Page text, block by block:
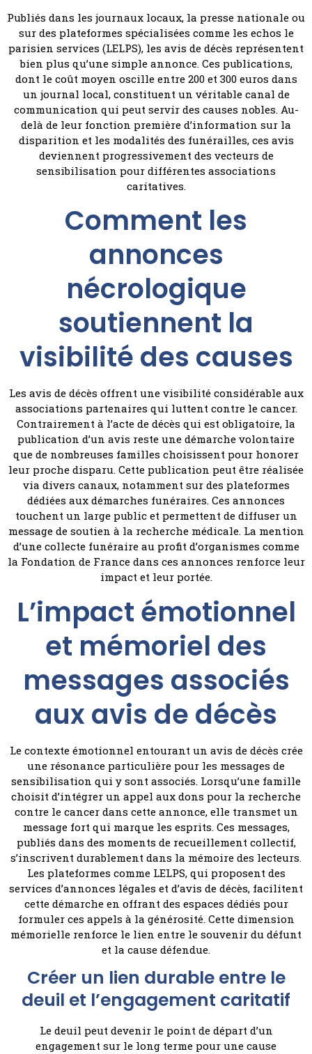
Publiés dans les journaux locaux, la presse nationale ou
sur des plateformes spécialisées comme les echos le
parisien services (LELPS), les avis de décès représentent
bien plus qu’une simple annonce. Ces publications,
dont le coût moyen oscille entre 200 et 300 euros dans
un journal local, constituent un véritable canal de
communication qui peut servir des causes nobles. Au-
delà de leur fonction première d’information sur la
disparition et les modalités des funérailles, ces avis
deviennent progressivement des vecteurs de
sensibilisation pour différentes associations
caritatives.
Comment les
annonces
nécrologique
soutiennent la
visibilité des causes
Les avis de décès offrent une visibilité considérable aux
associations partenaires qui luttent contre le cancer.
Contrairement à l’acte de décès qui est obligatoire, la
publication d’un avis reste une démarche volontaire
que de nombreuses familles choisissent pour honorer
leur proche disparu. Cette publication peut être réalisée
via divers canaux, notamment sur des plateformes
dédiées aux démarches funéraires. Ces annonces
touchent un large public et permettent de diffuser un
message de soutien à la recherche médicale. La mention
d’une collecte funéraire au profit d’organismes comme
la Fondation de France dans ces annonces renforce leur
impact et leur portée.
L’impact émotionnel
et mémoriel des
messages associés
aux avis de décès
Le contexte émotionnel entourant un avis de décès crée
une résonance particulière pour les messages de
sensibilisation qui y sont associés. Lorsqu’une famille
choisit d’intégrer un appel aux dons pour la recherche
contre le cancer dans cette annonce, elle transmet un
message fort qui marque les esprits. Ces messages,
publiés dans des moments de recueillement collectif,
s’inscrivent durablement dans la mémoire des lecteurs.
Les plateformes comme LELPS, qui proposent des
services d’annonces légales et d’avis de décès, facilitent
cette démarche en offrant des espaces dédiés pour
formuler ces appels à la générosité. Cette dimension
mémorielle renforce le lien entre le souvenir du défunt
et la cause défendue.
Créer un lien durable entre le
deuil et l’engagement caritatif
Le deuil peut devenir le point de départ d’un
engagement sur le long terme pour une cause